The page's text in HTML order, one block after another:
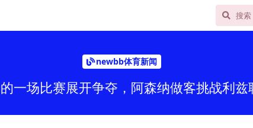
newbb体育新闻
一场比赛展开争夺，阿森纳做客挑战利兹